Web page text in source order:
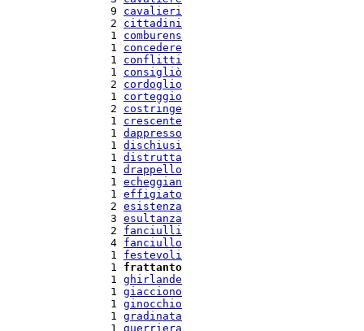
  9
cavalieri
  2
cittadini
  1
comburens
  1
concedere
  1
conflitti
  1
consigliò
  2
cordoglio
  1
corteggio
  2
costringe
  1
crescente
  1
dappresso
  1
dischiusi
  1
distrutta
  1
drappello
  1
echeggian
  1
effigiato
  2
esistenza
  3
esultanza
  2
fanciulli
  4
fanciullo
  1
festevoli
  1
frattanto
  1
ghirlande
  1
giacciono
  1
ginocchio
  1
gradinata
  1
guerriera